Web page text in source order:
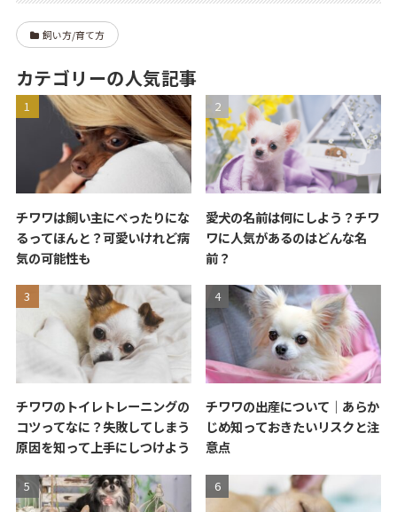
飼い方/育て方
カテゴリーの人気記事
チワワは飼い主にべったりにな
るってほんと？可愛いけれど病
気の可能性も
愛犬の名前は何にしよう？チワ
ワに人気があるのはどんな名
前？
チワワのトイレトレーニングの
コツってなに？失敗してしまう
原因を知って上手にしつけよう
チワワの出産について｜あらか
じめ知っておきたいリスクと注
意点